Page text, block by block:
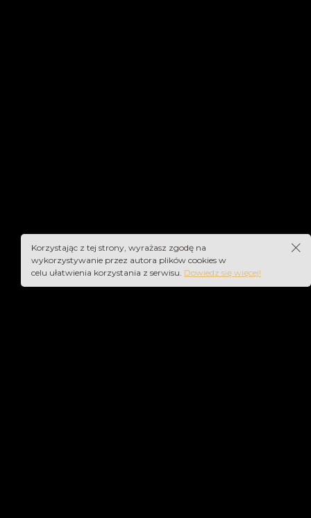
Korzystając z tej strony, wyrażasz zgodę na
wykorzystywanie przez autora plików cookies w
celu ułatwienia korzystania z serwisu. Dowiedz się więcej!